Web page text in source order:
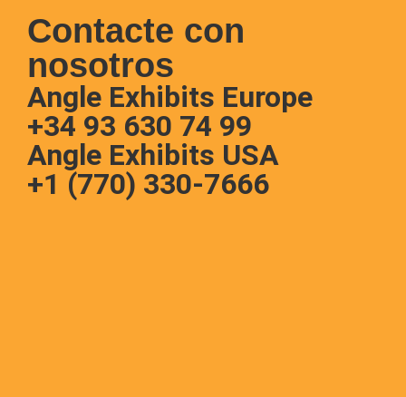
Contacte con
nosotros
Angle Exhibits Europe
+34 93 630 74 99
Angle Exhibits USA
+1 (770) 330-7666